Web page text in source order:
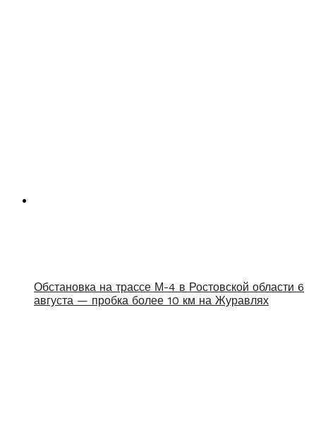
Обстановка на трассе М-4 в Ростовской области 6
августа — пробка более 10 км на Журавлях